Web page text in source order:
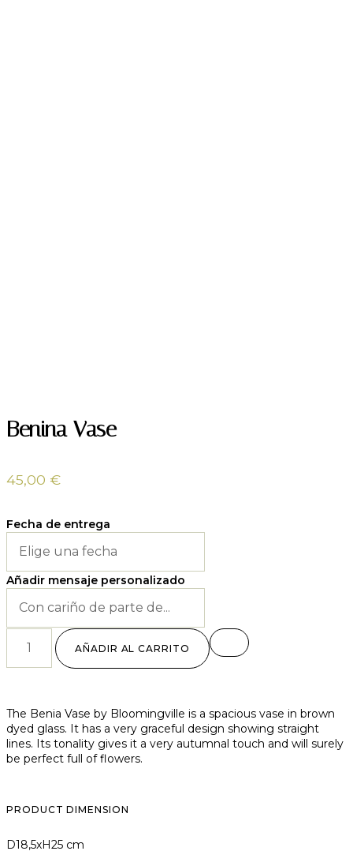
Benina Vase
45,00 €
Fecha de entrega
Añadir mensaje personalizado
AÑADIR AL CARRITO
The Benia Vase by Bloomingville is a spacious vase in brown
dyed glass. It has a very graceful design showing straight
lines. Its tonality gives it a very autumnal touch and will surely
be perfect full of flowers.
PRODUCT DIMENSION
D18,5xH25 cm